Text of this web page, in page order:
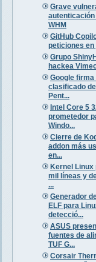
Grave
WHM
GitHub
peticiones en
Grupo
hackea
Google
clasificado
Pent...
Intel Core 5
prometedor
Windo...
Cierre de
addon más
en...
Kernel Linux
mil líneas y
...
Generador
ELF para
detecció...
ASUS
fuentes de
TUF G...
Corsair